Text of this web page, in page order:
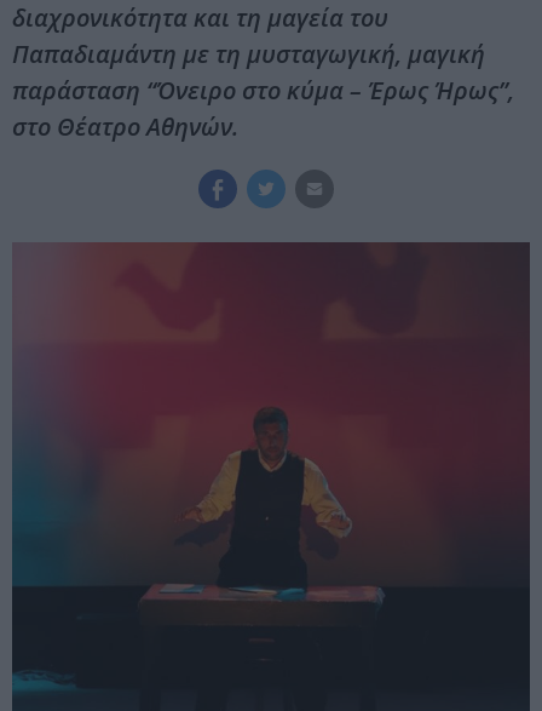
διαχρονικότητα και τη μαγεία του
Παπαδιαμάντη με τη μυσταγωγική, μαγική
παράσταση “Όνειρο στο κύμα – Έρως Ήρως”,
στο Θέατρο Αθηνών.